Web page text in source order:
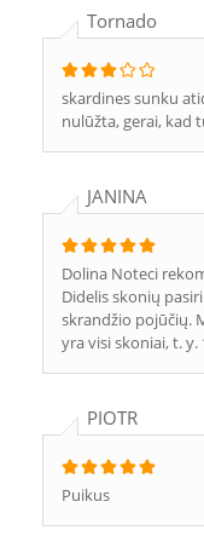
Tornado
skardines sunku
nulūžta, gerai, kad
JANINA
Dolina Noteci
Didelis skonių
skrandžio pojūčių.
yra visi skoniai, t.
PIOTR
Puikus